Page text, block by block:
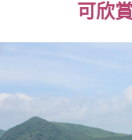
可欣